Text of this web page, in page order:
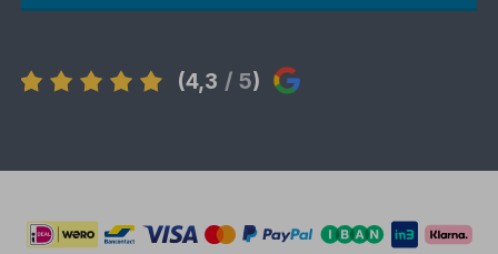
(4,3 / 5)